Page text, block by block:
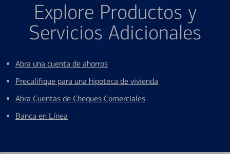
Explore Productos y
Servicios Adicionales
Abra una cuenta de ahorros
Precalifique para una hipoteca de vivienda
Abra Cuentas de Cheques Comerciales
Banca en Línea